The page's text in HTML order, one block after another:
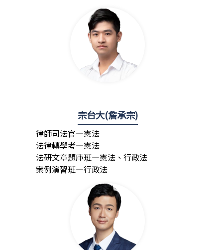
宗台大(詹承宗)
律師司法官—憲法
法律轉學考—憲法
法研文章題庫班—憲法、行政法
案例演習班—行政法